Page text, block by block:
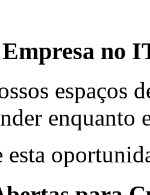
Empresa no
espaços
enquanto